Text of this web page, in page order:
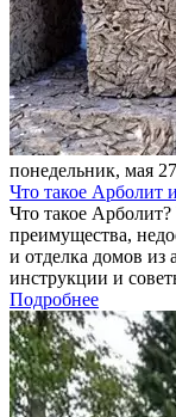
понедельник, мая
Что такое Арболит
Что такое Арболит?
преимущества,
и отделка домов
инструкции и
Подробнее